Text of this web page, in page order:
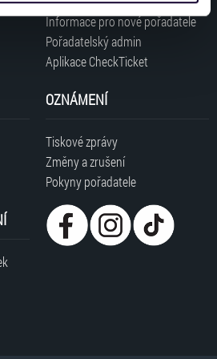
že používáte jejich služby. Jaké
naleznete níže. Možnosti
příslušné varianty. Svoji
v zápatí stránky v záložce
Informace pro nové pořadatele
Pořadatelský admin
Aplikace CheckTicket
OZNÁMENÍ
Tiskové zprávy
Změny a zrušení
Pokyny pořadatele